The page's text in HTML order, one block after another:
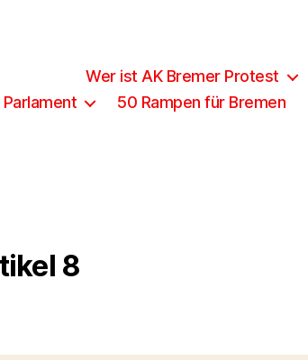
Wer ist AK Bremer Protest
Parlament
50 Rampen für Bremen
8